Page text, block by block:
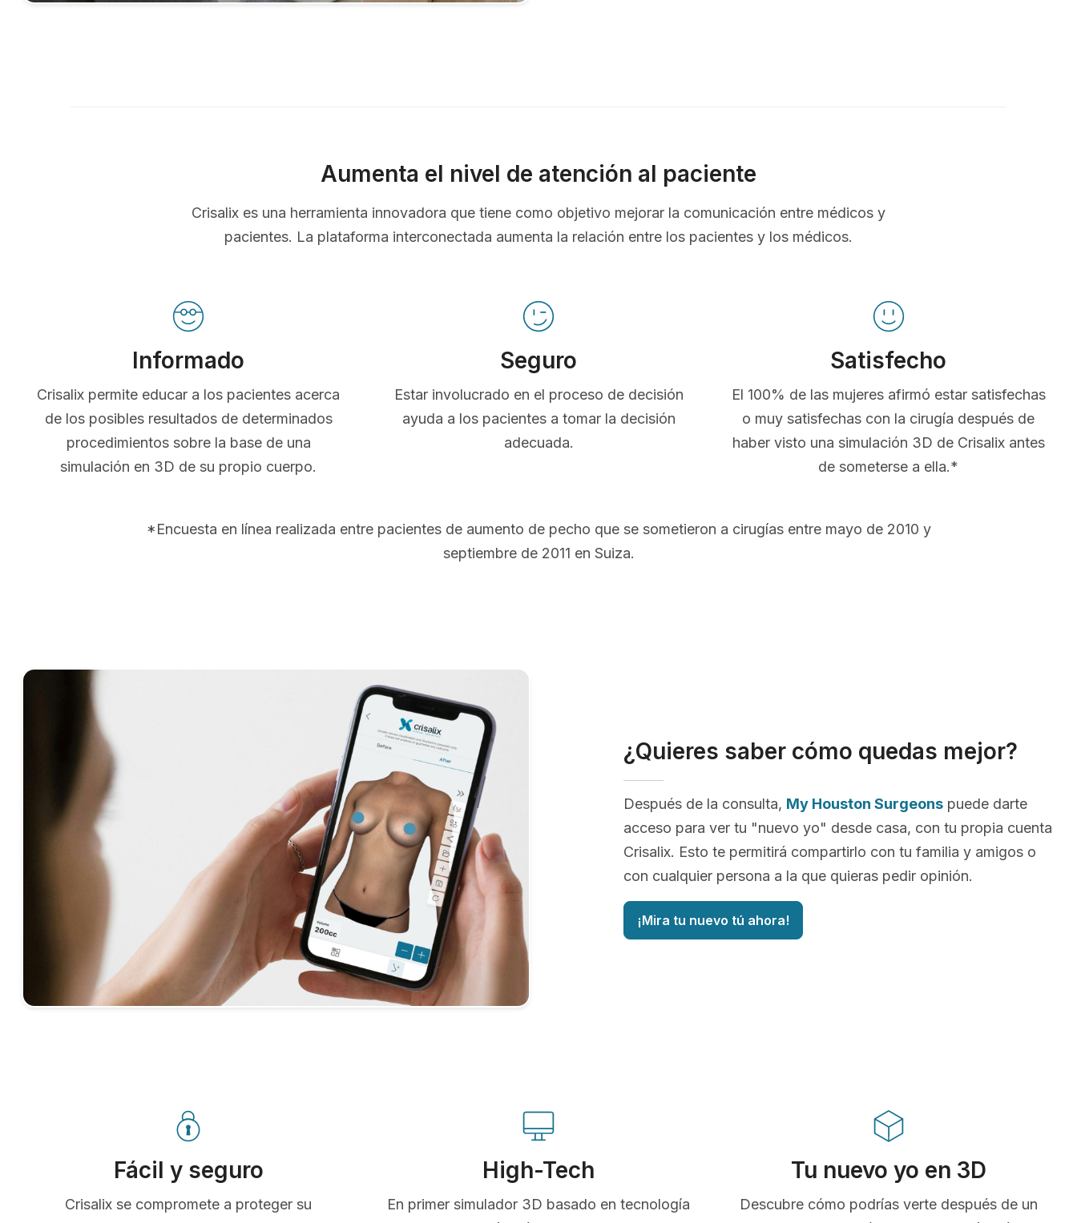
Aumenta el nivel de atención al paciente
Crisalix es una herramienta innovadora que tiene como objetivo mejorar la comunicación entre médicos y
pacientes. La plataforma interconectada aumenta la relación entre los pacientes y los médicos.
Informado
Crisalix permite educar a los pacientes acerca
de los posibles resultados de determinados
procedimientos sobre la base de una
simulación en 3D de su propio cuerpo.
Seguro
Estar involucrado en el proceso de decisión
ayuda a los pacientes a tomar la decisión
adecuada.
Satisfecho
El 100% de las mujeres afirmó estar satisfechas
o muy satisfechas con la cirugía después de
haber visto una simulación 3D de Crisalix antes
de someterse a ella.*
*Encuesta en línea realizada entre pacientes de aumento de pecho que se sometieron a cirugías entre mayo de 2010 y
septiembre de 2011 en Suiza.
¿Quieres saber cómo quedas mejor?
Después de la consulta, My Houston Surgeons puede darte
acceso para ver tu "nuevo yo" desde casa, con tu propia cuenta
Crisalix. Esto te permitirá compartirlo con tu familia y amigos o
con cualquier persona a la que quieras pedir opinión.
¡Mira tu nuevo tú ahora!
Fácil y seguro
Crisalix se compromete a proteger su
High-Tech
En primer simulador 3D basado en tecnología
Tu nuevo yo en 3D
Descubre cómo podrías verte después de un